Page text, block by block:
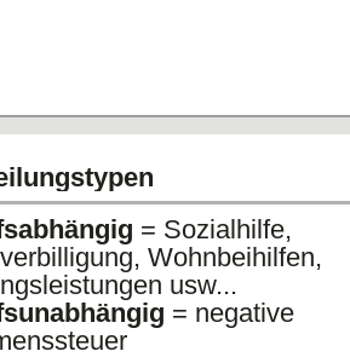
= Sozialhilfe,
Wohnbeihilfen,
usw...
= negative